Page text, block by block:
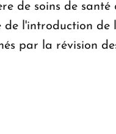
de soins de
l'introduction de
par la révision